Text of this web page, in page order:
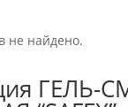
не найдено.
ГЕЛЬ-